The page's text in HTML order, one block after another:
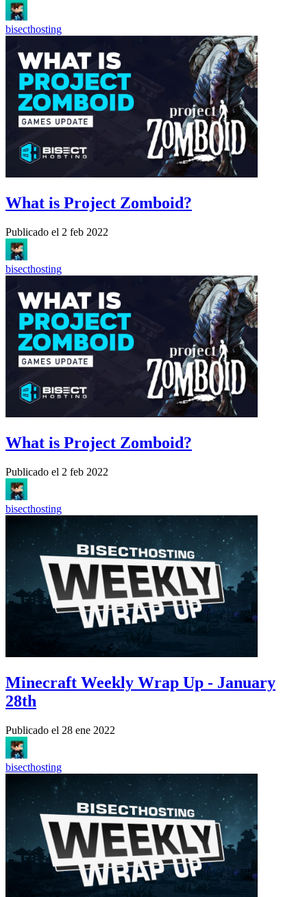
bisecthosting
What is Project Zomboid?
Publicado el 2 feb 2022
bisecthosting
What is Project Zomboid?
Publicado el 2 feb 2022
bisecthosting
Minecraft Weekly Wrap Up - January
28th
Publicado el 28 ene 2022
bisecthosting